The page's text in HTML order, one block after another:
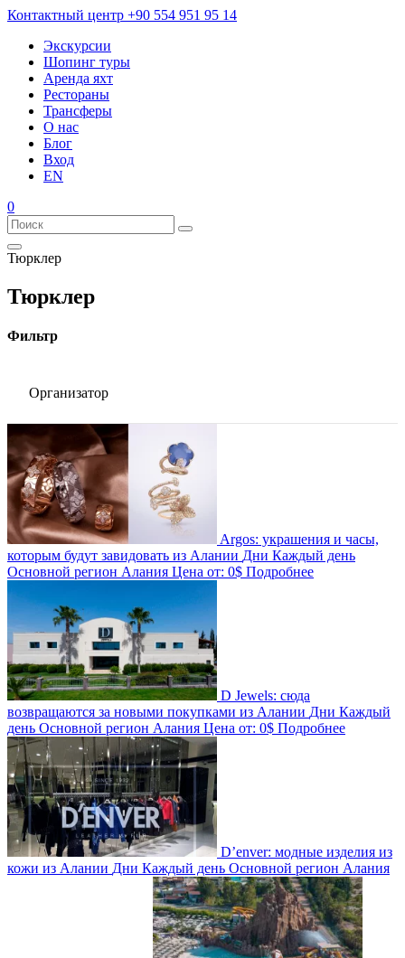
Контактный центр +90 554 951 95 14
Экскурсии
Шопинг туры
Аренда яхт
Рестораны
Трансферы
О нас
Блог
Вход
EN
0
Тюрклер
Тюрклер
Фильтр
Организатор
Argos: украшения и часы,
которым будут завидовать из Алании Дни Каждый день
Основной регион Алания Цена от: 0$ Подробнее
D Jewels: сюда
возвращаются за новыми покупками из Алании Дни Каждый
день Основной регион Алания Цена от: 0$ Подробнее
D’enver: модные изделия из
кожи из Алании Дни Каждый день Основной регион Алания